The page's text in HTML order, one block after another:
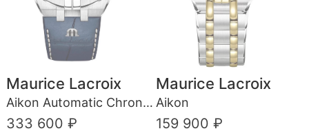
Maurice Lacroix
Aikon Automatic Chronograph
333 600 ₽
Maurice Lacroix
Aikon
159 900 ₽